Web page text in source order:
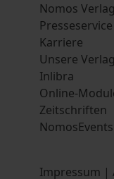
Nomos
Presseservice
Karriere
Unsere
Inlibra
Online-
Zeitschriften
NomosEvents
Impressum |